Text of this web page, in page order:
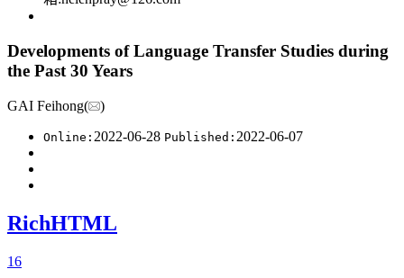
Developments of Language Transfer Studies during
the Past 30 Years
GAI Feihong( )
Online: 2022-06-28 Published: 2022-06-07
RichHTML
16